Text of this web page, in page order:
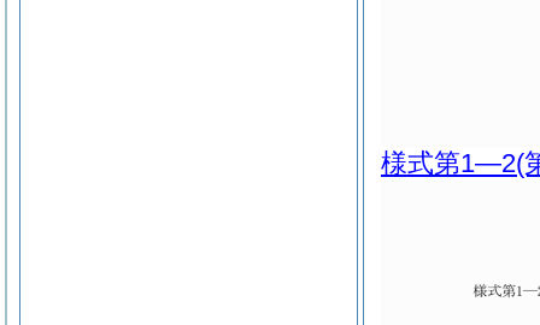
様式第1―2(